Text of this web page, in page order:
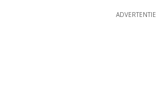
ADVERTENTIE